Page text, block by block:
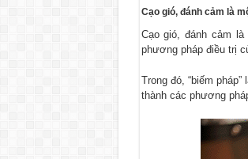
Cạo gió, đánh cảm là
Cạo gió, đánh cảm
phương pháp điều trị
Trong đó, “biếm
thành các phương